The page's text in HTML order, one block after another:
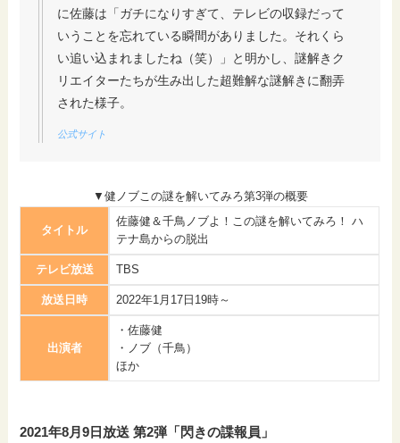
に佐藤は「ガチになりすぎて、テレビの収録だって
いうことを忘れている瞬間がありました。それくら
い追い込まれましたね（笑）」と明かし、謎解きク
リエイターたちが生み出した超難解な謎解きに翻弄
された様子。
公式サイト
▼健ノブこの謎を解いてみろ第3弾の概要
タイトル
佐藤健＆千鳥ノブよ！この謎を解いてみろ！ ハ
テナ島からの脱出
テレビ放送 TBS
放送日時 2022年1月17日19時～
出演者
・佐藤健
・ノブ（千鳥）
ほか
2021年8月9日放送 第2弾「閃きの諜報員」